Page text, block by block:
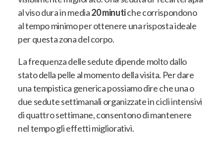
al viso dura in media20 minutiche corrispondono
al tempo minimo per ottenere una risposta ideale
per questa zona del corpo.
La frequenza delle sedute dipende molto dallo
stato della pelle al momento della visita. Per dare
una tempistica generica possiamo dire che una o
due sedute settimanali organizzate in cicli intensivi
di quattro settimane, consentono di mantenere
nel tempo gli effetti migliorativi.